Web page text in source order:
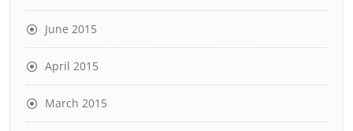
June 2015
April 2015
March 2015